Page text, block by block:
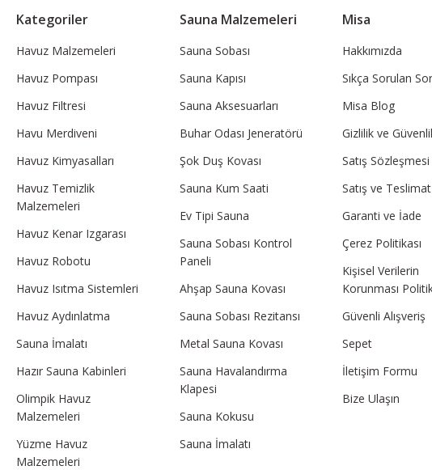
Kategoriler
Havuz Malzemeleri
Havuz Pompası
Havuz Filtresi
Havu Merdiveni
Havuz Kimyasalları
Havuz Temizlik
Malzemeleri
Havuz Kenar Izgarası
Havuz Robotu
Havuz Isıtma Sistemleri
Havuz Aydınlatma
Sauna İmalatı
Hazır Sauna Kabinleri
Olimpik Havuz
Malzemeleri
Yüzme Havuz
Malzemeleri
Sauna Malzemeleri
Sauna Sobası
Sauna Kapısı
Sauna Aksesuarları
Buhar Odası Jeneratörü
Şok Duş Kovası
Sauna Kum Saati
Ev Tipi Sauna
Sauna Sobası Kontrol
Paneli
Ahşap Sauna Kovası
Sauna Sobası Rezitansı
Metal Sauna Kovası
Sauna Havalandırma
Klapesi
Sauna Kokusu
Sauna İmalatı
Misa
Hakkımızda
Sıkça Sorulan
Misa Blog
Gizlilik ve
Satış Sözleşmesi
Satış ve Teslimat
Garanti ve İade
Çerez Politikası
Kişisel Verilerin
Korunması
Güvenli Alışveriş
Sepet
İletişim Formu
Bize Ulaşın